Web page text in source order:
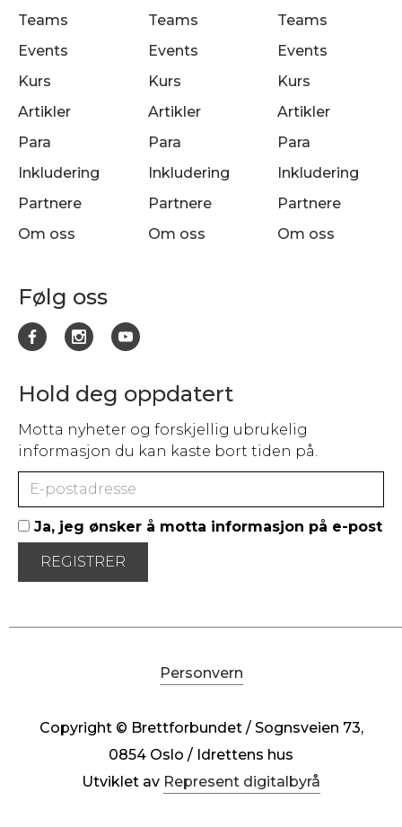
Teams
Events
Kurs
Artikler
Para
Inkludering
Partnere
Om oss
Teams
Events
Kurs
Artikler
Para
Inkludering
Partnere
Om oss
Teams
Events
Kurs
Artikler
Para
Inkludering
Partnere
Om oss
Følg oss
Hold deg oppdatert
Motta nyheter og forskjellig ubrukelig
informasjon du kan kaste bort tiden på.
Ja, jeg ønsker å motta informasjon på e-post
Personvern
Copyright © Brettforbundet / Sognsveien 73,
0854 Oslo / Idrettens hus
Utviklet av Represent digitalbyrå